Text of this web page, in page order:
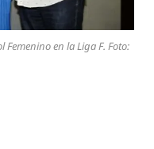
en la Liga F. Foto: